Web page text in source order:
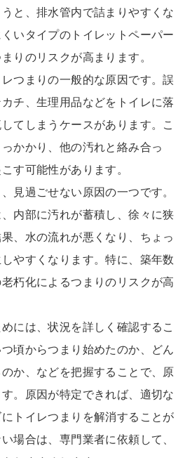
と、排水管内で詰まりやすくな
いタイプのトイレットペーパー
りのリスクが高まります。
つまりの一般的な原因です。誤
チ、生理用品などをトイレに落
てしまうケースがあります。こ
かかり、他の汚れと絡み合っ
す可能性があります。
見過ごせない原因の一つです。
内部に汚れが蓄積し、徐々に狭
、水の流れが悪くなり、ちょっ
やすくなります。特に、築年数
朽化によるつまりのリスクが高
には、状況を詳しく確認するこ
頃からつまり始めたのか、どん
か、などを把握することで、原
。原因が特定できれば、適切な
トイレつまりを解消することが
場合は、専門業者に依頼して、